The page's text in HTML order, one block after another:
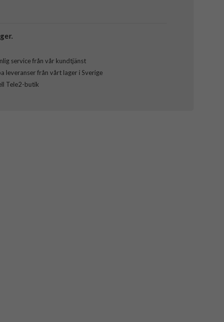
service från vår kundtjänst
leveranser från vårt lager i Sverige
Tele2-butik